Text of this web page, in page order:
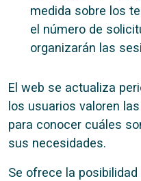
medida sobre los
el número de
organizarán las
El web se actualiza
los usuarios valoren
para conocer cuáles
sus necesidades.
Se ofrece la